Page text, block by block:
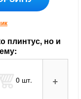
плинтус, но и
0 шт. +